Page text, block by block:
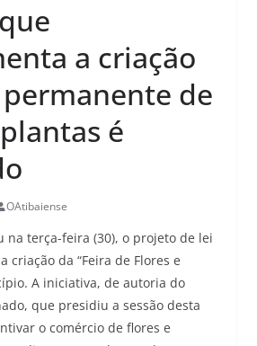
a criação
de
é
OAtibaiense
na terça-feira (30), o projeto de lei
criação da “Feira de Flores e
A iniciativa, de autoria do
que presidiu a sessão desta
o comércio de flores e